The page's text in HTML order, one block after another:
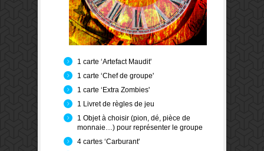
1 carte ‘Artefact Maudit'
1 carte ‘Chef de groupe'
1 carte ‘Extra Zombies'
1 Livret de règles de jeu
1 Objet à choisir (pion, dé, pièce de
monnaie…) pour représenter le groupe
4 cartes ‘Carburant'